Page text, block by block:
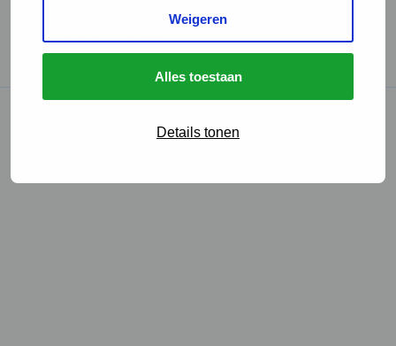
Weigeren
Alles toestaan
Details tonen
GGD Reisvaccinaties